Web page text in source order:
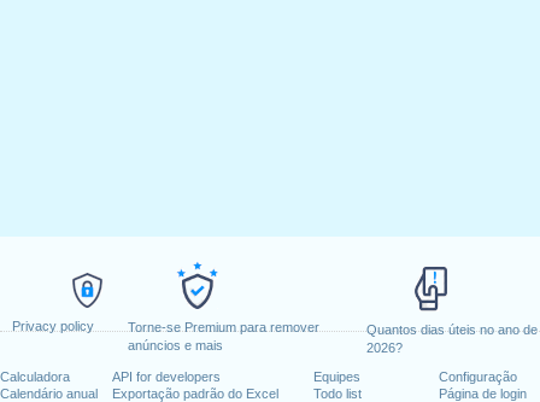
Privacy policy
Torne-se Premium para remover
anúncios e mais
Quantos dias úteis no ano de
2026?
Calculadora
Calendário anual
API for developers
Exportação padrão do Excel
Equipes
Todo list
Configuração
Página de login